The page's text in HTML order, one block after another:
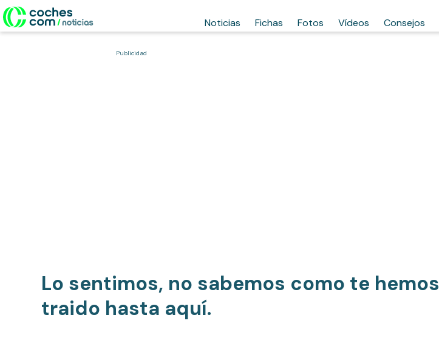
Noticias Fichas Fotos Vídeos Consejos
Publicidad
Lo sentimos, no sabemos como te hemos
traido hasta aquí.